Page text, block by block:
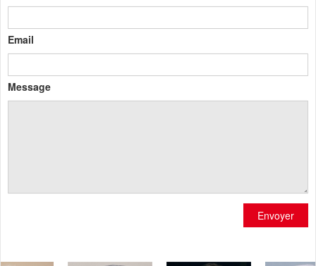
Email
Message
Envoyer